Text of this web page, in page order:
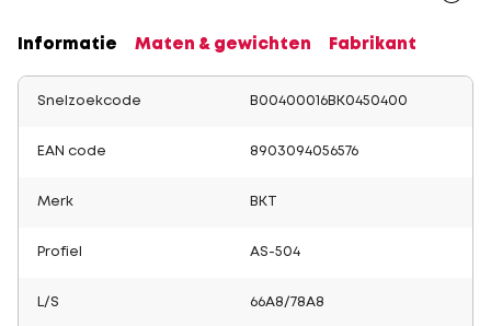
Informatie Maten & gewichten Fabrikant
Snelzoekcode B00400016BK0450400
EAN code 8903094056576
Merk BKT
Profiel AS-504
L/S 66A8/78A8